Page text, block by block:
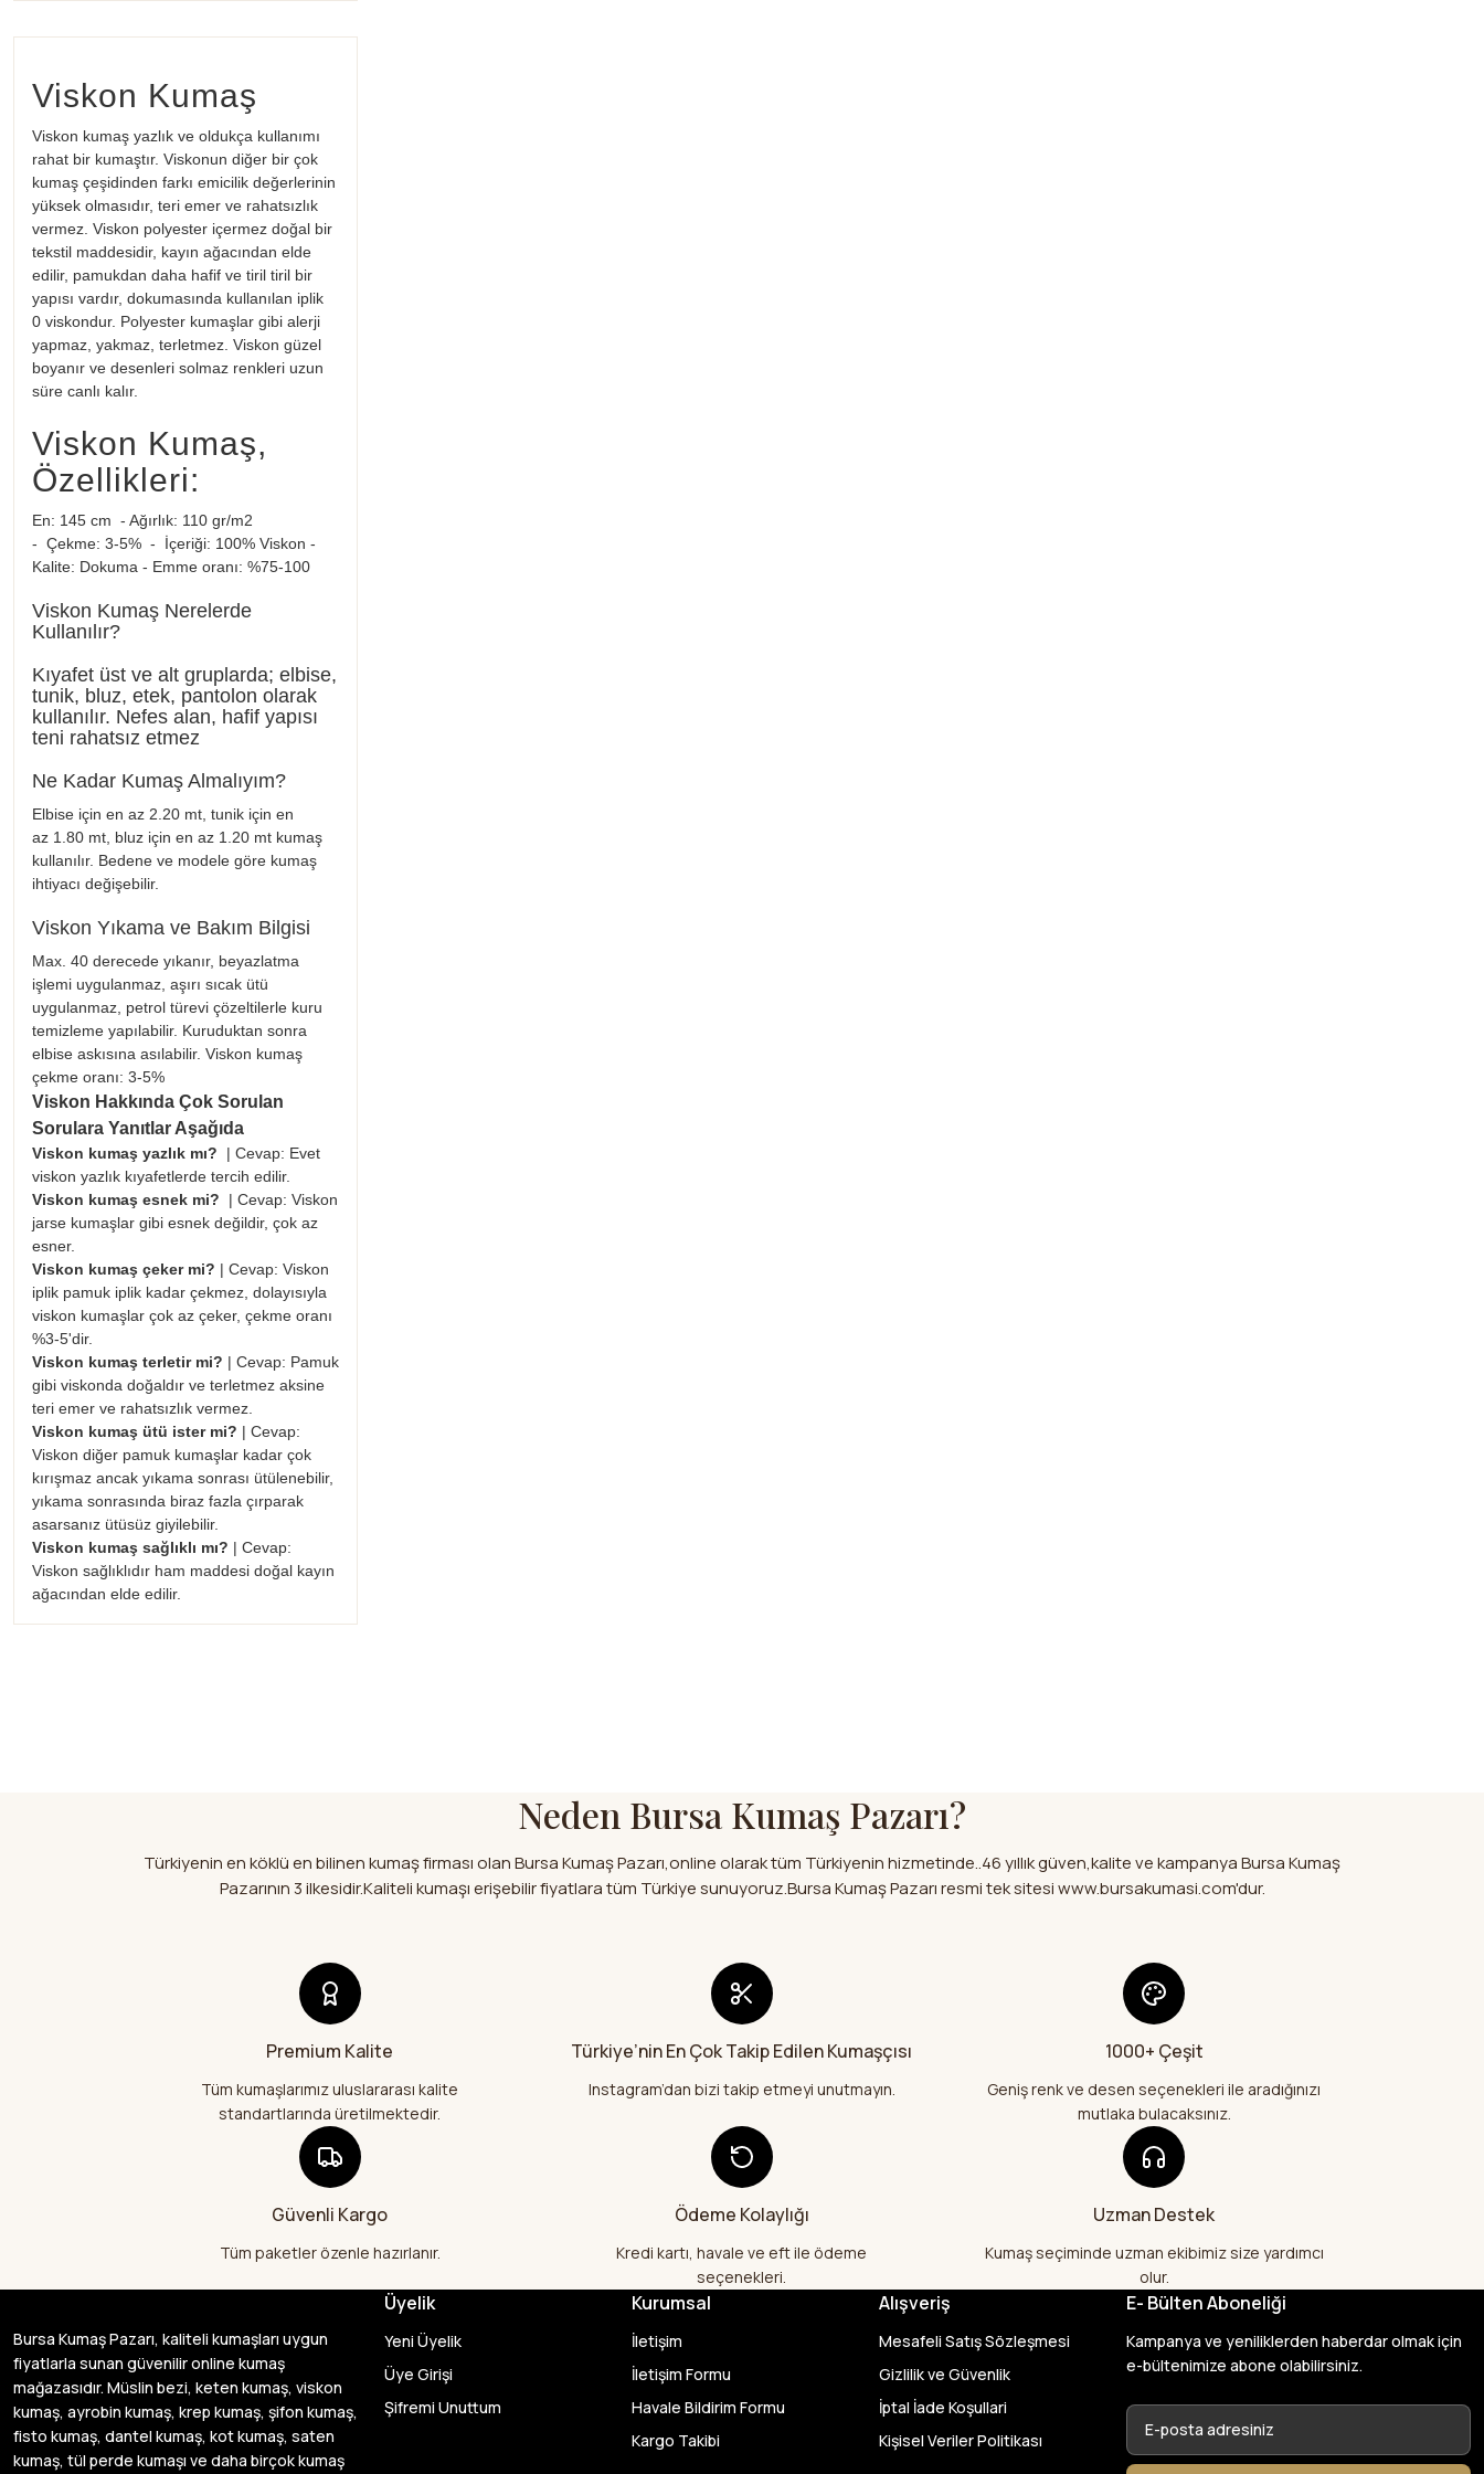
Viskon Kumaş
Viskon kumaş yazlık ve oldukça kullanımı
rahat bir kumaştır. Viskonun diğer bir çok
kumaş çeşidinden farkı emicilik değerlerinin
yüksek olmasıdır, teri emer ve rahatsızlık
vermez. Viskon polyester içermez doğal bir
tekstil maddesidir, kayın ağacından elde
edilir, pamukdan daha hafif ve tiril tiril bir
yapısı vardır, dokumasında kullanılan iplik
0 viskondur. Polyester kumaşlar gibi alerji
yapmaz, yakmaz, terletmez. Viskon güzel
boyanır ve desenleri solmaz renkleri uzun
süre canlı kalır.
Viskon Kumaş,
Özellikleri:
En: 145 cm - Ağırlık: 110 gr/m2
- Çekme: 3-5% - İçeriği: 100% Viskon -
Kalite: Dokuma - Emme oranı: %75-100
Viskon Kumaş Nerelerde
Kullanılır?
Kıyafet üst ve alt gruplarda; elbise,
tunik, bluz, etek, pantolon olarak
kullanılır. Nefes alan, hafif yapısı
teni rahatsız etmez
Ne Kadar Kumaş Almalıyım?
Elbise için en az 2.20 mt, tunik için en
az 1.80 mt, bluz için en az 1.20 mt kumaş
kullanılır. Bedene ve modele göre kumaş
ihtiyacı değişebilir.
Viskon Yıkama ve Bakım Bilgisi
Max. 40 derecede yıkanır, beyazlatma
işlemi uygulanmaz, aşırı sıcak ütü
uygulanmaz, petrol türevi çözeltilerle kuru
temizleme yapılabilir. Kuruduktan sonra
elbise askısına asılabilir. Viskon kumaş
çekme oranı: 3-5%
Viskon Hakkında Çok Sorulan
Sorulara Yanıtlar Aşağıda
Viskon kumaş yazlık mı? | Cevap: Evet
viskon yazlık kıyafetlerde tercih edilir.
Viskon kumaş esnek mi? | Cevap: Viskon
jarse kumaşlar gibi esnek değildir, çok az
esner.
Viskon kumaş çeker mi? | Cevap: Viskon
iplik pamuk iplik kadar çekmez, dolayısıyla
viskon kumaşlar çok az çeker, çekme oranı
%3-5'dir.
Viskon kumaş terletir mi? | Cevap: Pamuk
gibi viskonda doğaldır ve terletmez aksine
teri emer ve rahatsızlık vermez.
Viskon kumaş ütü ister mi? | Cevap:
Viskon diğer pamuk kumaşlar kadar çok
kırışmaz ancak yıkama sonrası ütülenebilir,
yıkama sonrasında biraz fazla çırparak
asarsanız ütüsüz giyilebilir.
Viskon kumaş sağlıklı mı? | Cevap:
Viskon sağlıklıdır ham maddesi doğal kayın
ağacından elde edilir.
Neden Bursa Kumaş Pazarı?
Türkiyenin en köklü en bilinen kumaş firması olan Bursa Kumaş Pazarı,online olarak tüm Türkiyenin hizmetinde..46 yıllık güven,kalite ve kampanya Bursa Kumaş
Pazarının 3 ilkesidir.Kaliteli kumaşı erişebilir fiyatlara tüm Türkiye sunuyoruz.Bursa Kumaş Pazarı resmi tek sitesi www.bursakumasi.com'dur.
Premium Kalite
Tüm kumaşlarımız uluslararası kalite
standartlarında üretilmektedir.
Türkiye’nin En Çok Takip Edilen Kumaşçısı
Instagram’dan bizi takip etmeyi unutmayın.
1000+ Çeşit
Geniş renk ve desen seçenekleri ile aradığınızı
mutlaka bulacaksınız.
Güvenli Kargo
Tüm paketler özenle hazırlanır.
Ödeme Kolaylığı
Kredi kartı, havale ve eft ile ödeme
seçenekleri.
Uzman Destek
Kumaş seçiminde uzman ekibimiz size yardımcı
olur.
Bursa Kumaş Pazarı, kaliteli kumaşları uygun
fiyatlarla sunan güvenilir online kumaş
mağazasıdır. Müslin bezi, keten kumaş, viskon
kumaş, ayrobin kumaş, krep kumaş, şifon kumaş,
fisto kumaş, dantel kumaş, kot kumaş, saten
kumaş, tül perde kumaşı ve daha birçok kumaş
Üyelik
Yeni Üyelik
Üye Girişi
Şifremi Unuttum
Kurumsal
İletişim
İletişim Formu
Havale Bildirim Formu
Kargo Takibi
Alışveriş
Mesafeli Satış Sözleşmesi
Gizlilik ve Güvenlik
İptal İade Koşullari
Kişisel Veriler Politikası
E- Bülten Aboneliği
Kampanya ve yeniliklerden haberdar olmak için
e-bültenimize abone olabilirsiniz.